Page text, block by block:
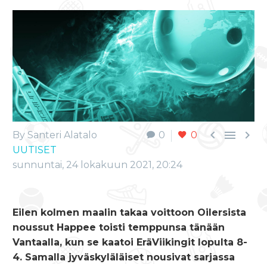
0 0   
By Santeri Alatalo
UUTISET
sunnuntai, 24 lokakuun 2021, 20:24
Eilen kolmen maalin takaa voittoon Oilersista
noussut Happee toisti temppunsa tänään
Vantaalla, kun se kaatoi EräViikingit lopulta 8-
4. Samalla jyväskyläläiset nousivat sarjassa